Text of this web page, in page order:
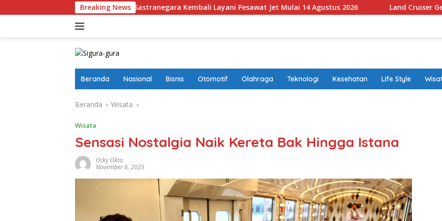
ke
Breaking News
Bandara Husein Sastranegara Kembali Layani Pesawat Jet Mulai 14 Agustus 2026 Land Cruiser Genap 75 Tahun,
Beranda Nasional Bisnis Otomotif Olahraga Teknologi Kesehatan Life Style
Beranda Wisata
Wisata
Sensasi Nostalgia Naik Kereta Bak Hingga Istana
Ocky Okta
November 6, 2025